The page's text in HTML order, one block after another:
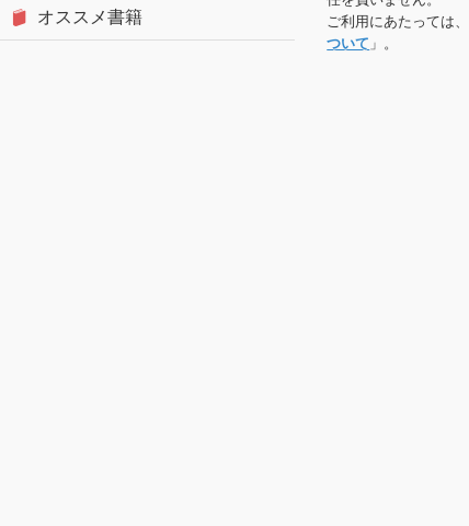
ご利用にあたっては
ついて 」。
オススメ書籍